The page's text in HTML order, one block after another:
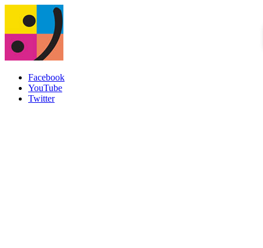
Facebook
YouTube
Twitter